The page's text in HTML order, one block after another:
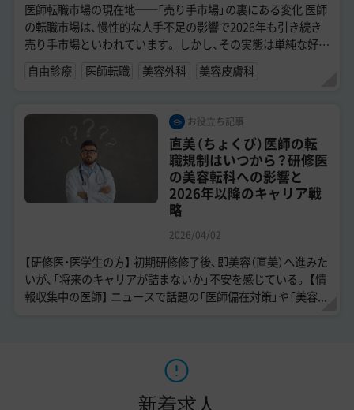
医師転職市場の現在地──「売り手市場」の裏にある変化 医師
の転職市場は、慢性的な人手不足の影響で2026年も引き続き
売り手市場といわれています。 しかし、その実態は単純な好条
件の取り合いとはいえず...
自由診療 医師転職 美容外科 美容皮膚科
お役立ち記事
直美（ちょくび）医師の転
職規制はいつから？研修医
の美容転科への影響と
2026年以降のキャリア戦
略
2026/04/02
【研修医・医学生の方】 初期研修修了後、即美容（直美）へ進みた
いが、「将来のキャリアが詰まないか」不安を感じている。 【情
報収集中の医師】 ニュースで話題の「医師偏在対策」や「美容...
新着求人